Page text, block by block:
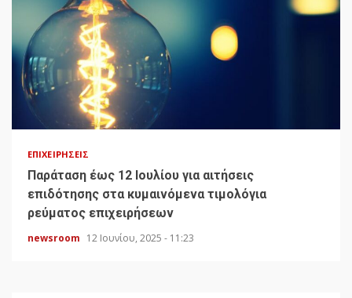
ΕΠΙΧΕΙΡΉΣΕΙΣ
Παράταση έως 12 Ιουλίου για αιτήσεις
επιδότησης στα κυμαινόμενα τιμολόγια
ρεύματος επιχειρήσεων
newsroom 12 Ιουνίου, 2025 - 11:23